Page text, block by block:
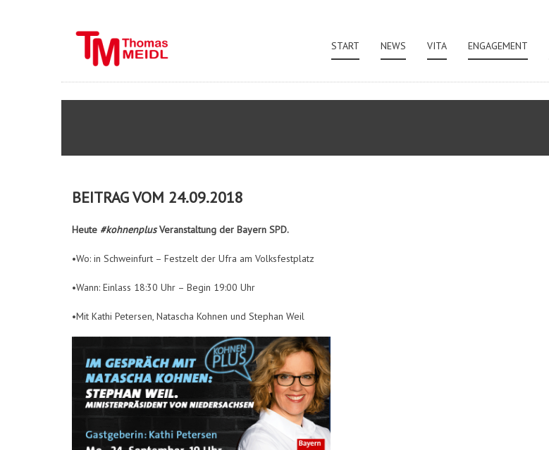
START NEWS VITA ENGAGEMENT
BEITRAG VOM 24.09.2018
Heute #kohnenplusVeranstaltung der Bayern SPD.
•Wo: in Schweinfurt – Festzelt der Ufra am Volksfestplatz
•Wann: Einlass 18:30 Uhr – Begin 19:00 Uhr
•Mit Kathi Petersen, Natascha Kohnen und Stephan Weil